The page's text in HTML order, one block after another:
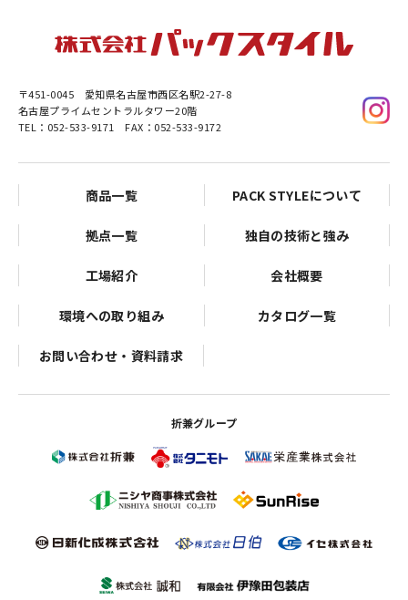
〒451-0045 愛知県名古屋市西区名駅2-27-8
名古屋プライムセントラルタワー20階
TEL：052-533-9171 FAX：052-533-9172
商品一覧 PACK STYLEについて
拠点一覧 独自の技術と強み
工場紹介 会社概要
環境への取り組み カタログ一覧
お問い合わせ・資料請求
折兼グループ